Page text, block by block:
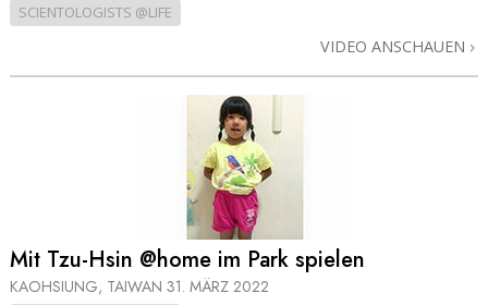
SCIENTOLOGISTS @LIFE
VIDEO ANSCHAUEN
Mit Tzu-Hsin @home im Park spielen
KAOHSIUNG, TAIWAN 31. MÄRZ 2022